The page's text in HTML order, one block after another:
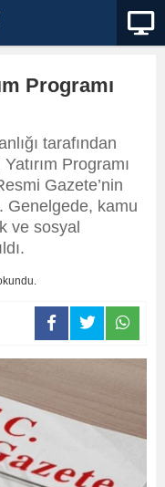
Programı
tarafından
Programı
Gazete’nin
Genelgede, kamu
ve sosyal